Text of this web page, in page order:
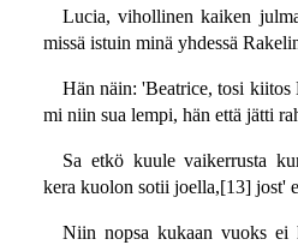
Lucia, vihollinen kaiken
missä istuin minä yhdessä
Hän näin: 'Beatrice, tosi kiitos
mi niin sua lempi, hän että jätti
Sa etkö kuule vaikerrusta
kera kuolon sotii joella,[13] jost'
Niin nopsa kukaan vuoks ei